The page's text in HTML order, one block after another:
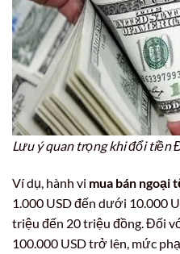
Lưu ý quan trọng khi đổi tiền
Ví dụ, hành vi mua bán ngoại
1.000 USD đến dưới 10.000
triệu đến 20 triệu đồng. Đối
100.000 USD trở lên, mức